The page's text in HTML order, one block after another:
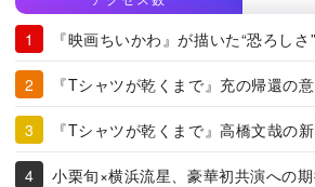
『映画ちいかわ』が描いた“恐ろしさ
『Tシャツが乾くまで』充の帰還の
『Tシャツが乾くまで』高橋文哉の
小栗旬×横浜流星、豪華初共演への